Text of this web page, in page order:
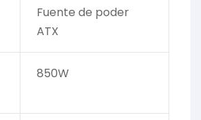
Fuente de poder
ATX
850W